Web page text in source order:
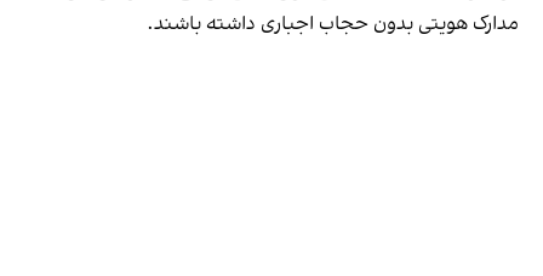
مدارک هویتی بدون حجاب اجباری داشته باشند.